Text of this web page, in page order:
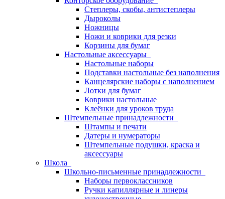
Степлеры, скобы, антистеплеры
Дыроколы
Ножницы
Ножи и коврики для резки
Корзины для бумаг
Настольные аксессуары
Настольные наборы
Подставки настольные без наполнения
Канцелярские наборы с наполнением
Лотки для бумаг
Коврики настольные
Клеёнки для уроков труда
Штемпельные принадлежности
Штампы и печати
Датеры и нумераторы
Штемпельные подушки, краска и
аксессуары
Школа
Школьно-письменные принадлежности
Наборы первоклассников
Ручки капиллярные и линеры